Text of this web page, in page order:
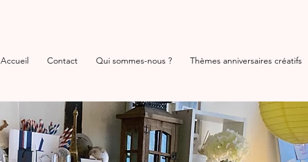
Accueil Contact Qui sommes-nous ? Thèmes anniversaires créatifs